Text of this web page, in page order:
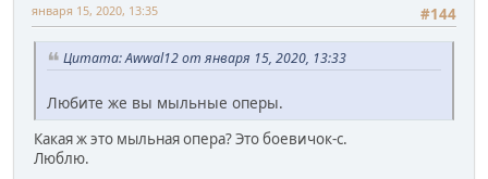
#144
января 15, 2020, 13:35
Цитата: Awwal12 от января 15, 2020, 13:33
Любите же вы мыльные оперы.
Какая ж это мыльная опера? Это боевичок-с.
Люблю.